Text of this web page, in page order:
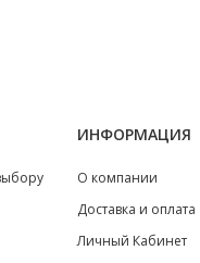
ИНФОРМАЦИЯ
О компании
Доставка и оплата
Личный Кабинет